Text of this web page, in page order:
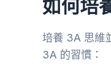
如何培
培養 3A 思維
3A 的習慣：